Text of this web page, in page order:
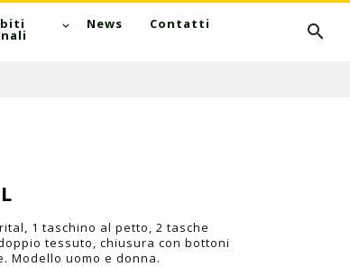
News Contatti Cerca
1 taschino al petto, 2 tasche
tessuto, chiusura con bottoni
Modello uomo e donna.